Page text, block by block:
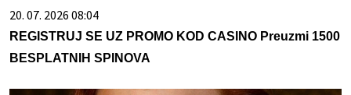
20. 07. 2026 08:04
REGISTRUJ SE UZ PROMO KOD CASINO Preuzmi 1500
BESPLATNIH SPINOVA